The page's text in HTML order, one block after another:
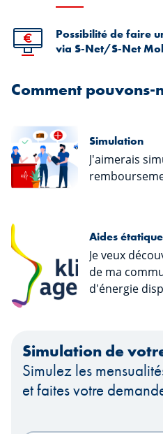
Possibilité de faire
via S-Net/S-Net
Comment pouvons-
Simulation
J'aimerais
Aides
Je veux
de ma
d'énergie
Simulation de
Simulez les
et faites votre